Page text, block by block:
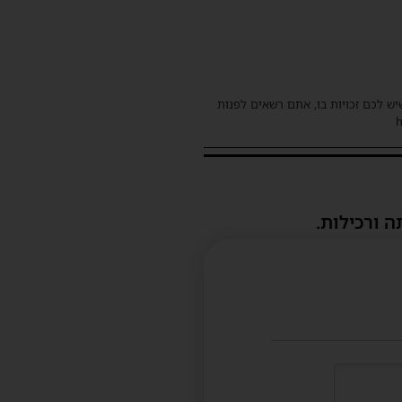
לכם זכויות בו, אתם רשאים לפנות
ורכילות.